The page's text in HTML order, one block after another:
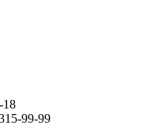
18
99-99